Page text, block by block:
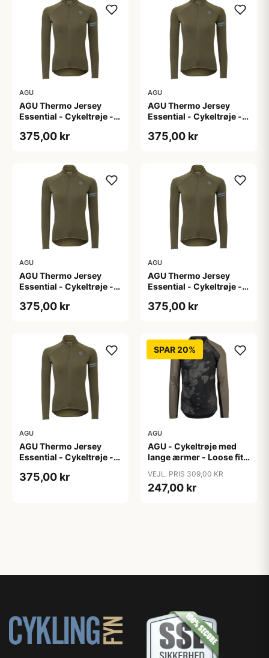
AGU
AGU Thermo Jersey
Essential - Cykeltrøje -
L
375,00 kr
AGU
AGU Thermo Jersey
Essential - Cykeltrøje -
M
375,00 kr
AGU
AGU Thermo Jersey
Essential - Cykeltrøje -
S
375,00 kr
AGU
AGU Thermo Jersey
Essential - Cykeltrøje -
XL
375,00 kr
AGU
AGU Thermo Jersey
Essential - Cykeltrøje -
XXL
375,00 kr
SPAR 20%
AGU
AGU - Cykeltrøje med
lange ærmer - Loose fit -
VEJL. PRIS 309,00 KR
247,00 kr